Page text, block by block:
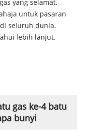
yang selamat,
untuk pasaran
seluruh dunia.
lebih lanjut.
gas ke-4 batu
bunyi